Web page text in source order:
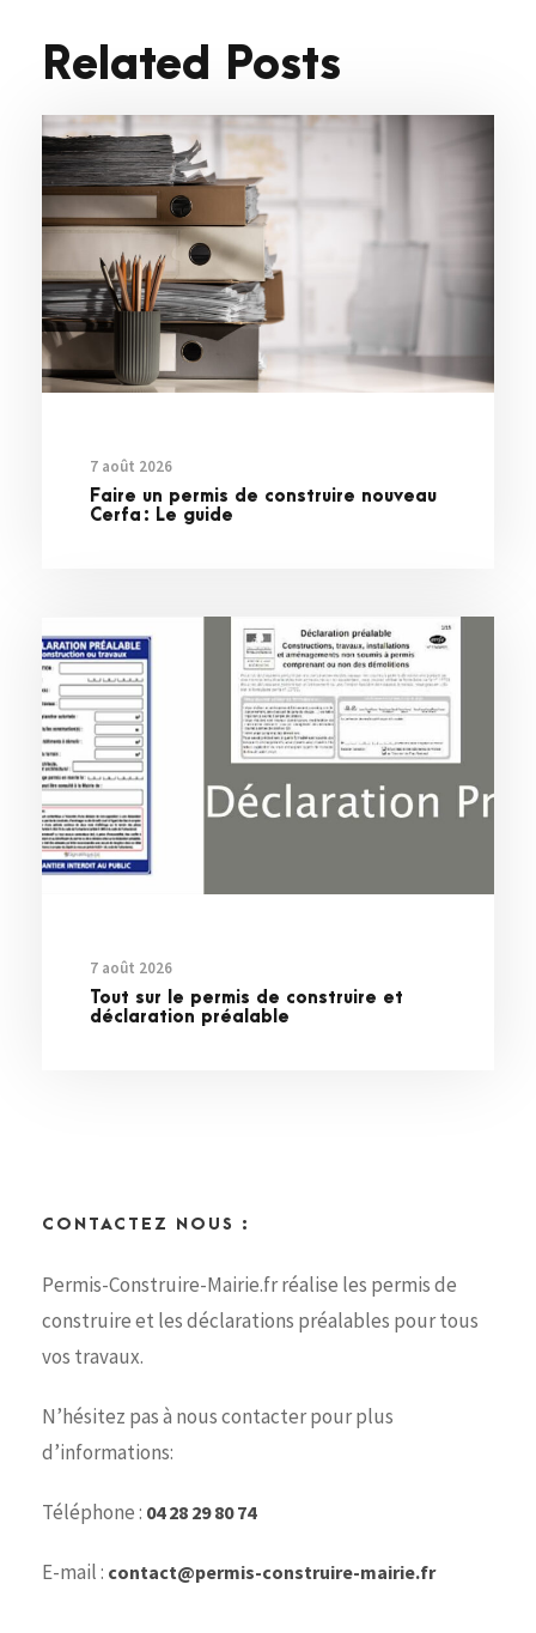
Related Posts
7 août 2026
Faire un permis de construire nouveau
Cerfa : Le guide
7 août 2026
Tout sur le permis de construire et
déclaration préalable
CONTACTEZ NOUS :
Permis-Construire-Mairie.fr réalise les permis de
construire et les déclarations préalables pour tous
vos travaux.
N’hésitez pas à nous contacter pour plus
d’informations:
Téléphone : 04 28 29 80 74
E-mail : contact@permis-construire-mairie.fr